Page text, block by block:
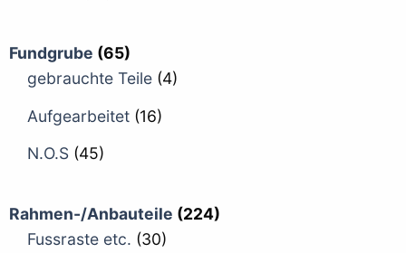
Fundgrube (65)
gebrauchte Teile (4)
Aufgearbeitet (16)
N.O.S (45)
Rahmen-/Anbauteile (224)
Fussraste etc. (30)